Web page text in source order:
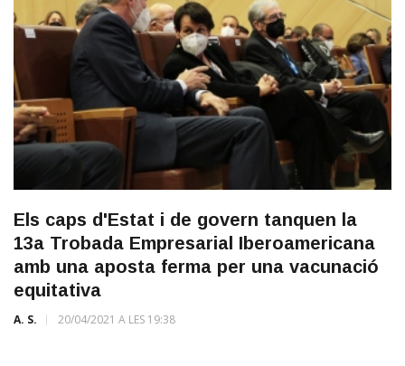
Els caps d'Estat i de govern tanquen la
13a Trobada Empresarial Iberoamericana
amb una aposta ferma per una vacunació
equitativa
A. S. 20/04/2021 A LES 19:38